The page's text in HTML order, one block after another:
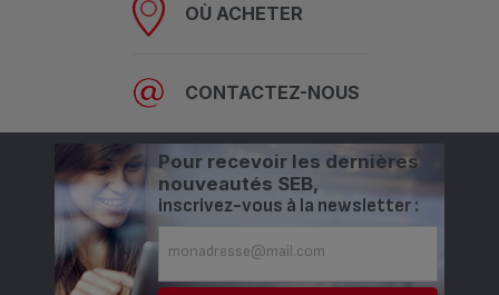
OÙ ACHETER
CONTACTEZ-NOUS
Pour recevoir les dernières
nouveautés SEB,
inscrivez-vous à la newsletter :